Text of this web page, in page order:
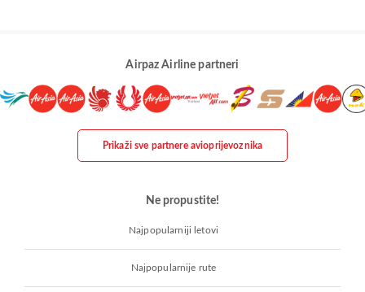
Airpaz Airline partneri
Prikaži sve partnere avioprijevoznika
Ne propustite!
Najpopularniji letovi
Najpopularnije rute